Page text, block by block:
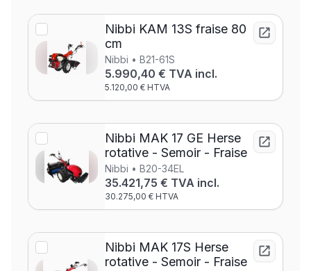
Nibbi KAM 13S fraise 80
cm
Nibbi • B21-61S
5.990,40 € TVA incl.
5.120,00 € HTVA
Nibbi MAK 17 GE Herse
rotative - Semoir - Fraise
Nibbi • B20-34EL
35.421,75 € TVA incl.
30.275,00 € HTVA
Nibbi MAK 17S Herse
rotative - Semoir - Fraise